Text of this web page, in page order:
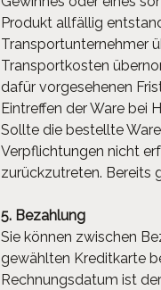
Produkt allfällig
Transportunternehmer
Transportkosten
dafür vorgesehenen
Eintreffen der Ware bei
Sollte die bestellte
Verpflichtungen nicht
zurückzutreten. Bereits
5. Bezahlung
Sie können zwischen
gewählten Kreditkarte
Rechnungsdatum ist